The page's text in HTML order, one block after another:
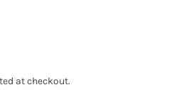
at checkout.